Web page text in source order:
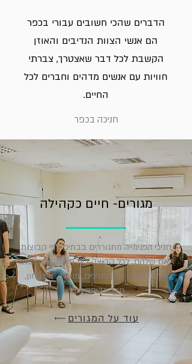
הדברים שהכי חשובים עבורי בכפר
הם אנשי הצוות הנדיבים והאוזן
הקשבת לכל דבר שאצטרך, צברתי
חוויות עם אנשים מדהים וחברים לכל
החיים.
חניכה בכפר
מגורים- חיים כקהילה
חניכי הפנימייה מתגוררים בבתים לפי קבוצות
האם שלהם. לכל קבוצה בית משלה ובה ישנם
חדרי השינה של החניכים, מועדון, מטבחון,
חדר כביסה ועוד.
עוד על המגורים